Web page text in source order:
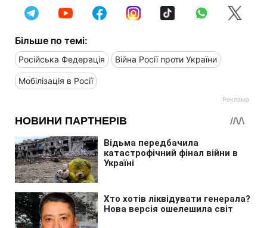
Більше по темі:
Російська Федерація Війна Росії проти України
Мобілізація в Росії